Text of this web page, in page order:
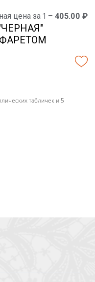
цена за 1 – 405.00 ₽
табличек и 5